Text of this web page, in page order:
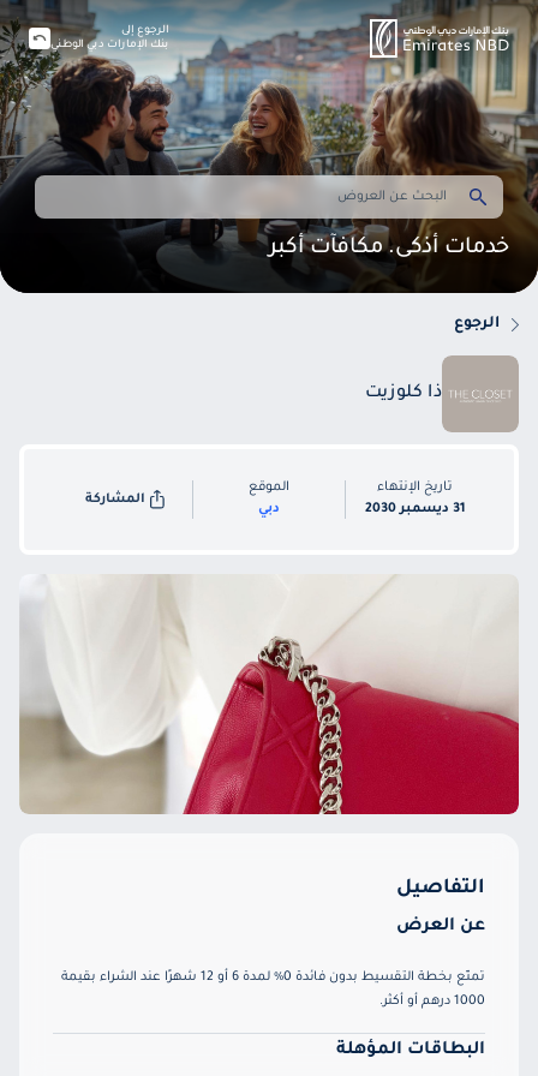
خدمات أذكى. مكافآت أكبر
الرجوع إلى
بنك الإمارات دبي الوطني
الرجوع
ذا كلوزيت
تاريخ الإنتهاء
31 ديسمبر 2030
الموقع
دبي
المشاركة
التفاصيل
عن العرض
تمتّع بخطة التقسيط بدون فائدة 0% لمدة 6 أو 12 شهرًا عند الشراء بقيمة
1000 درهم أو أكثر.
البطاقات المؤهلة